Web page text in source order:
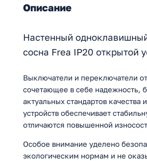
Описание
Настенный
сосна Frea IP20 открытой
Выключатели и переключатели
сочетающее в себе надежность,
актуальных стандартов
устройств обеспечивает
отличаются повышенной
Особое внимание уделено
экологическим нормам и не